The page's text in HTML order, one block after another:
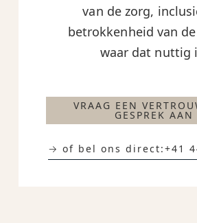
van de zorg,
betrokkenheid van
waar dat nuttig
VRAAG EEN
GESPREK AAN
→ of bel ons direct:+41